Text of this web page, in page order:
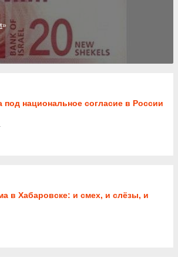
»
под национальное согласие в России
в Хабаровске: и смех, и слёзы, и